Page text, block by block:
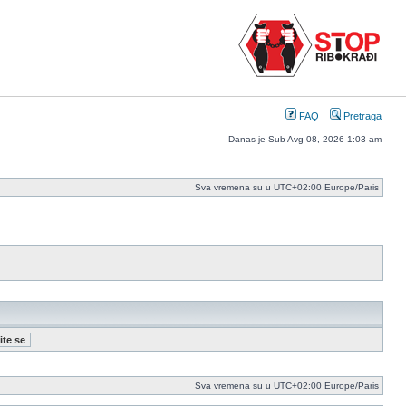
FAQ Pretraga
Danas je Sub Avg 08, 2026 1:03 am
Sva vremena su u UTC+02:00 Europe/Paris
Sva vremena su u UTC+02:00 Europe/Paris